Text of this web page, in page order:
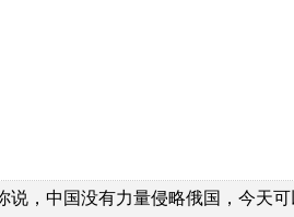
，中国没有力量侵略俄国，今天